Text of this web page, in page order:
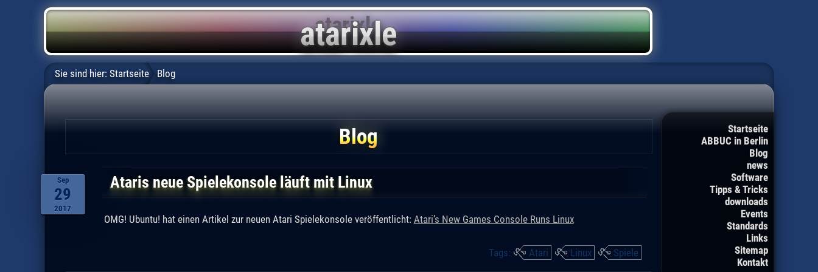
Startseite
ABBUC in Berlin
Blog
news
Software
Tipps & Tricks
downloads
Events
Standards
Links
Sitemap
Kontakt
Sie sind hier: Startseite Blog
Blog
Sep
29
2017
Ataris neue Spielekonsole läuft mit Linux
OMG! Ubuntu! hat einen Artikel zur neuen Atari Spielekonsole veröffentlicht: Atari’s New Games Console Runs Linux
Tags: Atari Linux Spiele